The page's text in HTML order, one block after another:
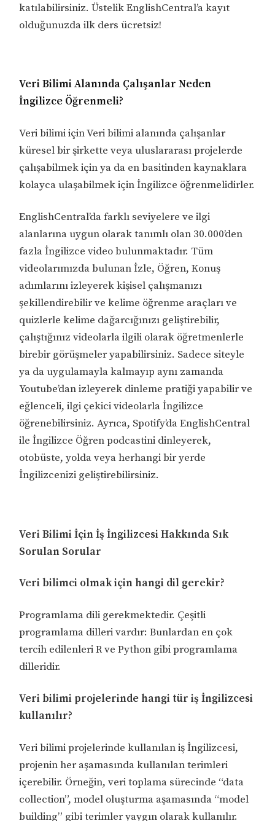
katılabilirsiniz. Üstelik EnglishCentral’a kayıt
olduğunuzda ilk ders ücretsiz!
Veri Bilimi Alanında Çalışanlar Neden
İngilizce Öğrenmeli?
Veri bilimi için Veri bilimi alanında çalışanlar
küresel bir şirkette veya uluslararası projelerde
çalışabilmek için ya da en basitinden kaynaklara
kolayca ulaşabilmek için İngilizce öğrenmelidirler.
EnglishCentral’da farklı seviyelere ve ilgi
alanlarına uygun olarak tanımlı olan 30.000’den
fazla İngilizce video bulunmaktadır. Tüm
videolarımızda bulunan İzle, Öğren, Konuş
adımlarını izleyerek kişisel çalışmanızı
şekillendirebilir ve kelime öğrenme araçları ve
quizlerle kelime dağarcığınızı geliştirebilir,
çalıştığınız videolarla ilgili olarak öğretmenlerle
birebir görüşmeler yapabilirsiniz. Sadece siteyle
ya da uygulamayla kalmayıp aynı zamanda
Youtube’dan izleyerek dinleme pratiği yapabilir ve
eğlenceli, ilgi çekici videolarla İngilizce
öğrenebilirsiniz. Ayrıca, Spotify’da EnglishCentral
ile İngilizce Öğren podcastini dinleyerek,
otobüste, yolda veya herhangi bir yerde
İngilizcenizi geliştirebilirsiniz.
Veri Bilimi İçin İş İngilizcesi Hakkında Sık
Sorulan Sorular
Veri bilimci olmak için hangi dil gerekir?
Programlama dili gerekmektedir. Çeşitli
programlama dilleri vardır: Bunlardan en çok
tercih edilenleri R ve Python gibi programlama
dilleridir.
Veri bilimi projelerinde hangi tür iş İngilizcesi
kullanılır?
Veri bilimi projelerinde kullanılan iş İngilizcesi,
projenin her aşamasında kullanılan terimleri
içerebilir. Örneğin, veri toplama sürecinde “data
collection”, model oluşturma aşamasında “model
building” gibi terimler yaygın olarak kullanılır.